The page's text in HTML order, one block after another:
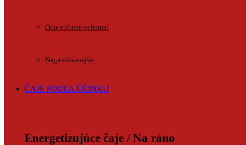
Odporúčame ochutnať
Najpredávanejšie
ČAJE PODĽA ÚČINKU
Energetizujúce čaje / Na ráno